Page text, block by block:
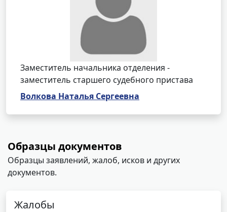
Заместитель начальника отделения -
заместитель старшего судебного пристава
Волкова Наталья Сергеевна
Образцы документов
Образцы заявлений, жалоб, исков и других
документов.
Жалобы